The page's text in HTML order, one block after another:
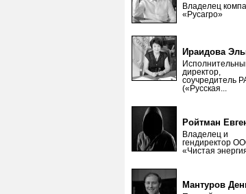
Владелец
«Русагро»
Ираидова
директор,
соучредитель
(«Русская...
Ройтман
Владелец и
гендиректор
«Чистая
Мантуров